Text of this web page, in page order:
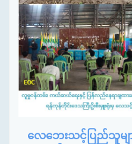
လေဘေးသင့်ပြည်သူမ